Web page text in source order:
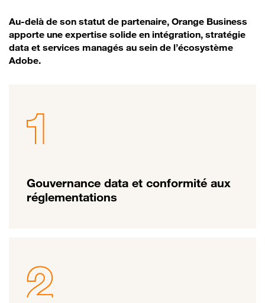
Au-delà de son statut de partenaire, Orange Business
apporte une expertise solide en intégration, stratégie
data et services managés au sein de l’écosystème
Adobe.
Gouvernance data et conformité aux
réglementations